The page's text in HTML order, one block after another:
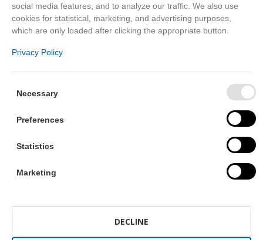
TÉGED IS VÁRUNK!
szépségnapodra aranyhegyi szalonunkba!
NYITVATARTÁS
Bejelentkezés alapján!
social media features, and to analyze our traffic. We also use
cookies for statistical, marketing, and advertising purposes,
which are only loaded after clicking the appropriate button.
Privacy Policy
Necessary
Preferences
Statistics
Marketing
DECLINE